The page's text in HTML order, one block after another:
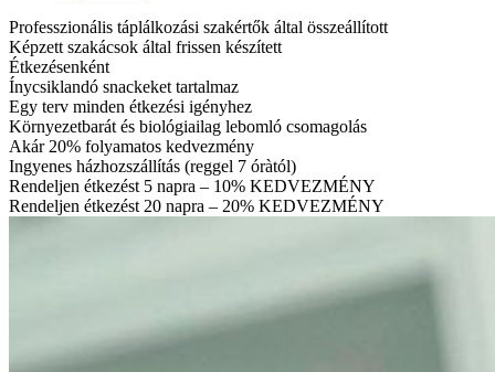
Professzionális táplálkozási szakértők által összeállított
Képzett szakácsok által frissen készített
Étkezésenként
Ínycsiklandó snackeket tartalmaz
Egy terv minden étkezési igényhez
Környezetbarát és biológiailag lebomló csomagolás
Akár 20% folyamatos kedvezmény
Ingyenes házhozszállítás (reggel 7 óràtól)
Rendeljen étkezést 5 napra – 10% KEDVEZMÉNY
Rendeljen étkezést 20 napra – 20% KEDVEZMÉNY